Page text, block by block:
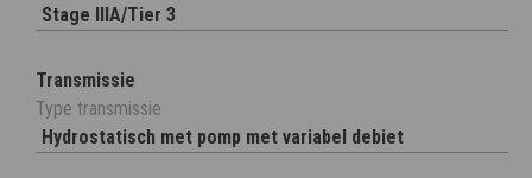
Stage IIIA/Tier 3
Transmissie
Type transmissie
Hydrostatisch met pomp met variabel debiet